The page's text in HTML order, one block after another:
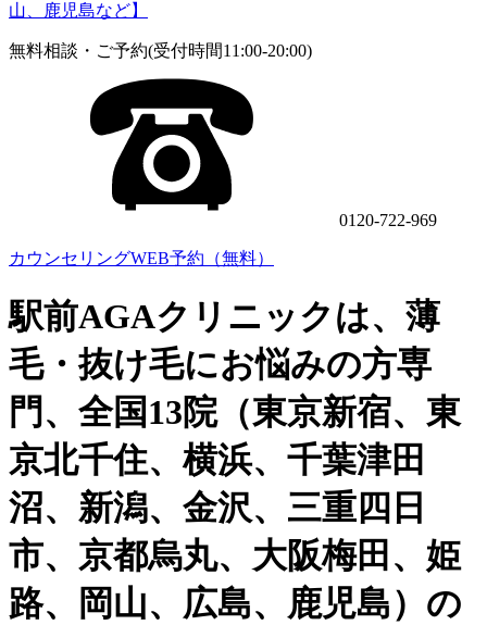
無料相談・ご予約(受付時間11:00-20:00)
0120-722-969
カウンセリングWEB予約（無料）
駅前AGAクリニックは、薄
毛・抜け毛にお悩みの方専
門、全国13院（東京新宿、東
京北千住、横浜、千葉津田
沼、新潟、金沢、三重四日
市、京都烏丸、大阪梅田、姫
路、岡山、広島、鹿児島）の